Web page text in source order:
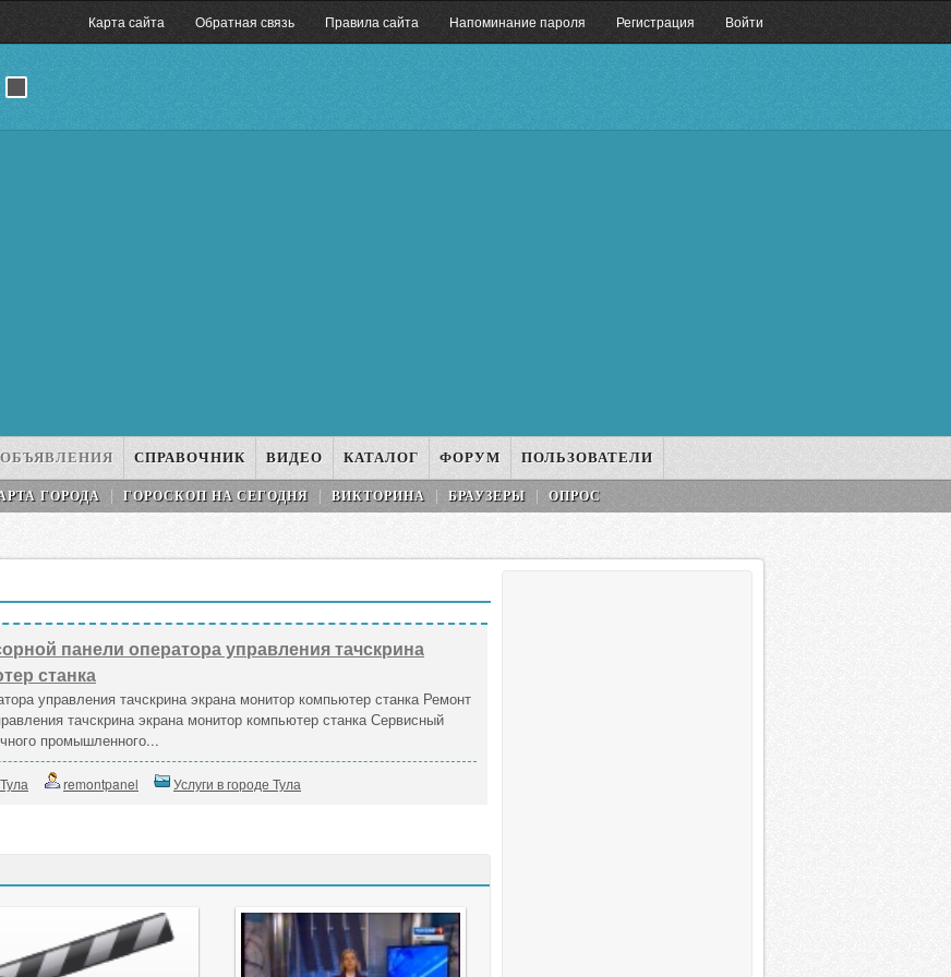
Карта сайта Обратная связь Правила сайта Напоминание пароля Регистрация Войти
ОБЪЯВЛЕНИЯ СПРАВОЧНИК ВИДЕО КАТАЛОГ ФОРУМ ПОЛЬЗОВАТЕЛИ
ГОРОДА ГОРОСКОП НA СEГОДНЯ ВИКТОРИНА БРАУЗЕРЫ ОПРОС
панели оператора управления тачскрина
станка
управления тачскрина экрана монитор компьютер станка Ремонт
тачскрина экрана монитор компьютер станка Сервисный
промышленного...
Тула remontpanel Услуги в городе Тула